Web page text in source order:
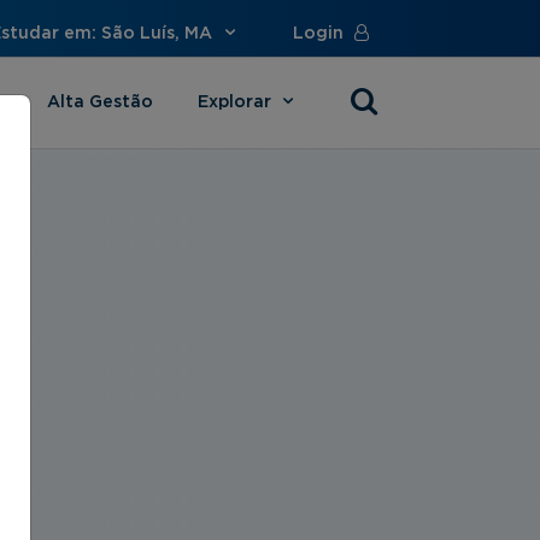
em: São Luís, MA Login
Alta Gestão Explorar